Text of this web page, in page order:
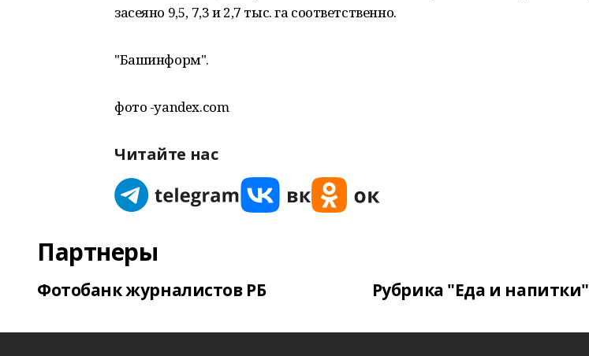
засеяно 9,5, 7,3 и 2,7 тыс. га соответственно.
"Башинформ".
фото -yandex.com
Читайте нас
Партнеры
Фотобанк журналистов РБ Рубрика "Еда и напитки"